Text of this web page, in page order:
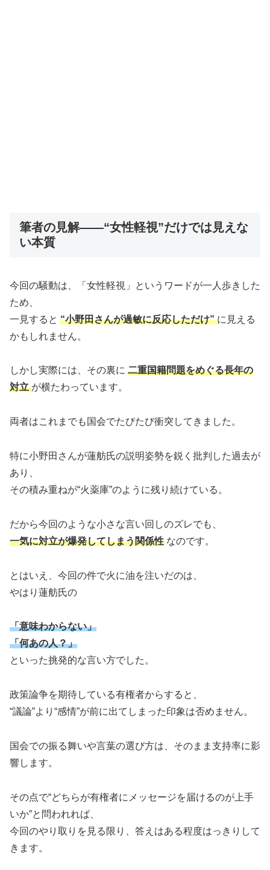
筆者の見解――“女性軽視”だけでは見えな
い本質
今回の騒動は、「女性軽視」というワードが一人歩きした
ため、
一見すると “小野田さんが過敏に反応しただけ” に見える
かもしれません。
しかし実際には、その裏に 二重国籍問題をめぐる長年の
対立 が横たわっています。
両者はこれまでも国会でたびたび衝突してきました。
特に小野田さんが蓮舫氏の説明姿勢を鋭く批判した過去が
あり、
その積み重ねが“火薬庫”のように残り続けている。
だから今回のような小さな言い回しのズレでも、
一気に対立が爆発してしまう関係性 なのです。
とはいえ、今回の件で火に油を注いだのは、
やはり蓮舫氏の
「意味わからない」
「何あの人？」
といった挑発的な言い方でした。
政策論争を期待している有権者からすると、
“議論”より“感情”が前に出てしまった印象は否めません。
国会での振る舞いや言葉の選び方は、そのまま支持率に影
響します。
その点で“どちらが有権者にメッセージを届けるのが上手
いか”と問われれば、
今回のやり取りを見る限り、答えはある程度はっきりして
きます。